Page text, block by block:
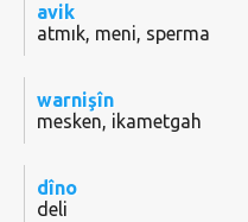
avik
atmık, meni, sperma
warnişîn
mesken, ikametgah
dîno
deli